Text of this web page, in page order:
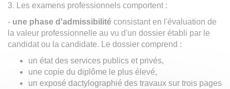
3. Les examens professionnels comportent :
- une phase d'admissibilité consistant en l'évaluation de
la valeur professionnelle au vu d'un dossier établi par le
candidat ou la candidate. Le dossier comprend :
un état des services publics et privés,
une copie du diplôme le plus élevé,
un exposé dactylographié des travaux sur trois pages